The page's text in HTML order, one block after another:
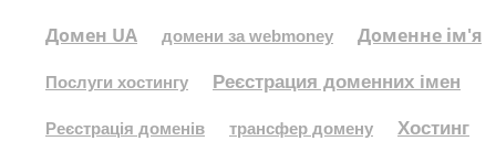
Домен UA домени за webmoney Доменне ім'я
Послуги хостингу Реєстрация доменних імен
Реєстрація доменів трансфер домену Хостинг